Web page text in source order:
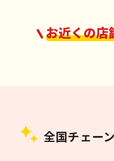
お近くの店
全国チェー